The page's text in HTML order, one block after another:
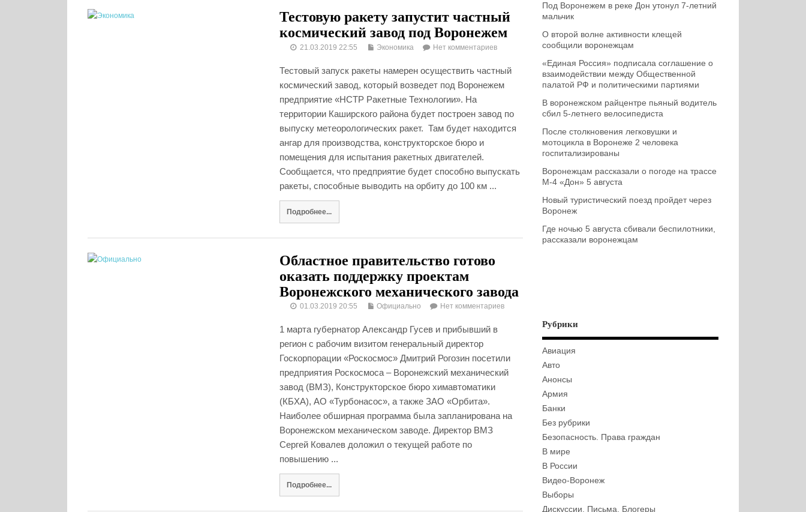
Тестовую ракету запустит частный
космический завод под Воронежем
21.03.2019 22:55 Экономика Нет комментариев
Тестовый запуск ракеты намерен осуществить частный
космический завод, который возведет под Воронежем
предприятие «НСТР Ракетные Технологии». На
территории Каширского района будет построен завод по
выпуску метеорологических ракет. Там будет находится
ангар для производства, конструкторское бюро и
помещения для испытания ракетных двигателей.
Сообщается, что предприятие будет способно выпускать
ракеты, способные выводить на орбиту до 100 км ...
Подробнее...
Областное правительство готово
оказать поддержку проектам
Воронежского механического завода
01.03.2019 20:55 Официально Нет комментариев
1 марта губернатор Александр Гусев и прибывший в
регион с рабочим визитом генеральный директор
Госкорпорации «Роскосмос» Дмитрий Рогозин посетили
предприятия Роскосмоса – Воронежский механический
завод (ВМЗ), Конструкторское бюро химавтоматики
(КБХА), АО «Турбонасос», а также ЗАО «Орбита».
Наиболее обширная программа была запланирована на
Воронежском механическом заводе. Директор ВМЗ
Сергей Ковалев доложил о текущей работе по
повышению ...
Подробнее...
Под Воронежем в реке Дон утонул 7-летний
мальчик
О второй волне активности клещей
сообщили воронежцам
«Единая Россия» подписала соглашение о
взаимодействии между Общественной
палатой РФ и политическими партиями
В воронежском райцентре пьяный водитель
сбил 5-летнего велосипедиста
После столкновения легковушки и
мотоцикла в Воронеже 2 человека
госпитализированы
Воронежцам рассказали о погоде на трассе
М-4 «Дон» 5 августа
Новый туристический поезд пройдет через
Воронеж
Где ночью 5 августа сбивали беспилотники,
рассказали воронежцам
Рубрики
Авиация
Авто
Анонсы
Армия
Банки
Без рубрики
Безопасность. Права граждан
В мире
В России
Видео-Воронеж
Выборы
Дискуссии. Письма. Блогеры